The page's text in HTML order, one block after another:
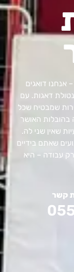
אנחנו דואגים
דאגות. עם
שמבטיח שכל
בהובלות האושר
שאין שני לה.
שאתם בידיים
עבודה – היא
קשר